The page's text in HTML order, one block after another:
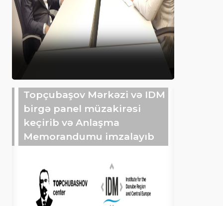
Topçubaşov Mərkəzi və IDM
birgə panel müzakirəsi
keçirib və Anlaşma
Memorandumu imzalayıb